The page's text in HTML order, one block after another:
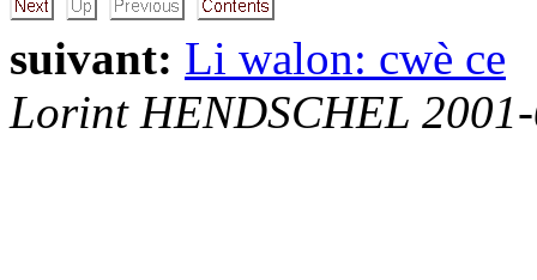
suivant: Li walon: cwè ce
Lorint HENDSCHEL